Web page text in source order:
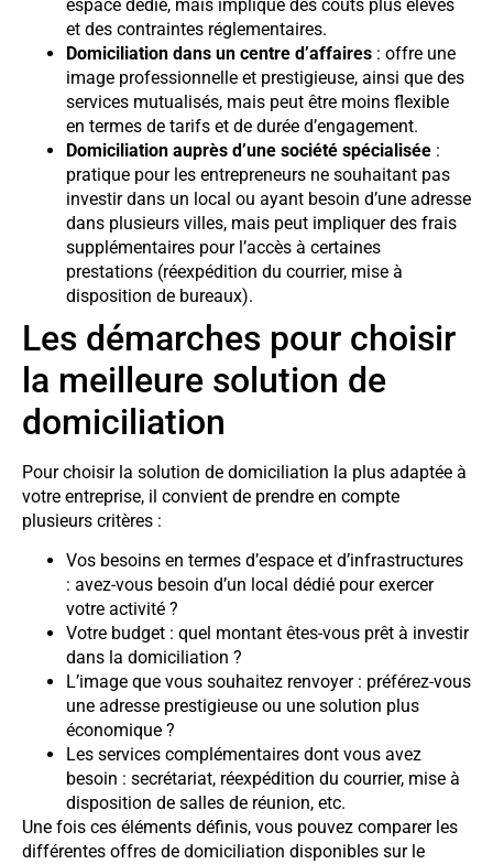
espace dédié, mais implique des coûts plus élevés
et des contraintes réglementaires.
Domiciliation dans un centre d’affaires : offre une
image professionnelle et prestigieuse, ainsi que des
services mutualisés, mais peut être moins flexible
en termes de tarifs et de durée d’engagement.
Domiciliation auprès d’une société spécialisée :
pratique pour les entrepreneurs ne souhaitant pas
investir dans un local ou ayant besoin d’une adresse
dans plusieurs villes, mais peut impliquer des frais
supplémentaires pour l’accès à certaines
prestations (réexpédition du courrier, mise à
disposition de bureaux).
Les démarches pour choisir
la meilleure solution de
domiciliation
Pour choisir la solution de domiciliation la plus adaptée à
votre entreprise, il convient de prendre en compte
plusieurs critères :
Vos besoins en termes d’espace et d’infrastructures
: avez-vous besoin d’un local dédié pour exercer
votre activité ?
Votre budget : quel montant êtes-vous prêt à investir
dans la domiciliation ?
L’image que vous souhaitez renvoyer : préférez-vous
une adresse prestigieuse ou une solution plus
économique ?
Les services complémentaires dont vous avez
besoin : secrétariat, réexpédition du courrier, mise à
disposition de salles de réunion, etc.
Une fois ces éléments définis, vous pouvez comparer les
différentes offres de domiciliation disponibles sur le